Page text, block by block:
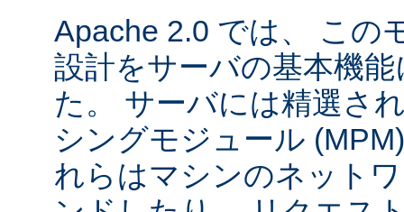
Apache 2.0 では、 この
設計をサーバの基本機
た。 サーバには精選さ
シングモジュール
れらはマシンのネット